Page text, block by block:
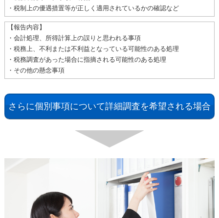
・税制上の優遇措置等が正しく適用されているかの確認など
【報告内容】
・会計処理、所得計算上の誤りと思われる事項
・税務上、不利または不利益となっている可能性のある処理
・税務調査があった場合に指摘される可能性のある処理
・その他の懸念事項
さらに個別事項について詳細調査を希望される場合